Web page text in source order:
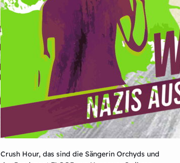
Crush Hour, das sind die Sängerin Orchyds und